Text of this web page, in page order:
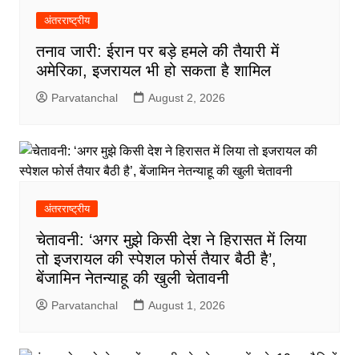
अंतरराष्ट्रीय
तनाव जारी: ईरान पर बड़े हमले की तैयारी में
अमेरिका, इजरायल भी हो सकता है शामिल
Parvatanchal August 2, 2026
अंतरराष्ट्रीय
चेतावनी: ‘अगर मुझे किसी देश ने हिरासत में लिया
तो इजरायल की स्पेशल फोर्स तैयार बैठी है’,
बेंजामिन नेतन्याहू की खुली चेतावनी
Parvatanchal August 1, 2026